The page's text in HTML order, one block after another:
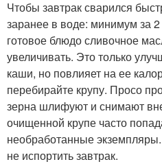
Чтобы завтрак сварился
заранее в воде: минимум за
готовое блюдо сливочное
увеличивать. Это только
каши, но повлияет на ее
перебирайте крупу. Просо
зерна шлифуют и снимают
очищенной крупе часто
необработанные
не испортить завтрак.